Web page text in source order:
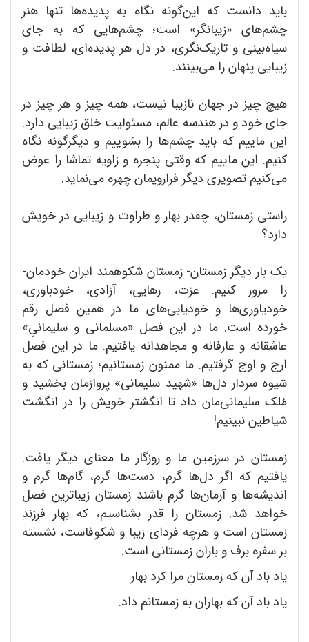
باید دانست که این‌گونه ‌نگاه به پدیده‌ها تنها هنر
چشم‌های «زیبانگر» ‌است؛ چشم‌هایی که به جای
سیاه‌بینی و تاریک‌نگری، در دل هر پدیده‌ای، لطافت و
زیبایی پنهان را می‌بینند.
هیچ چیز در جهان نازیبا نیست، همه چیز و هر چیز در
جای خود و در هندسه عالم، مسئولیت خلق زیبایی دارد.
این ماییم که باید چشم‌ها را بشوییم و دیگرگونه نگاه
کنیم. این ماییم که وقتی پنجره و زاویه تماشا را عوض
می‌کنیم تصویری دیگر فرارویمان چهره می‌نماید.
راستی زمستان، چقدر بهار و طراوت و زیبایی در خویش
دارد؟
یک بار دیگر زمستان- زمستان شکوهمند ایران خودمان-
را مرور کنیم. عزت، رهایی، آزادی، خودباوری،
خودیاوری‌ها و خودیابی‌های ما در همین فصل رقم
خورده است. ما در این فصل «مسلمانی و سلیمانیِ»
عاشقانه و عارفانه و مجاهدانه یافتیم. ما در این فصل
ارج و اوج گرفتیم. ما ممنون زمستانیم؛ زمستانی که به
شیوه سردار دل‌ها «شهید سلیمانی» پروازمان بخشید و
مُلک سلیمانی‌مان داد تا انگشتر خویش را در انگشت
شیاطین نبینیم!
زمستان در سرزمین ما و روزگار ما معنای دیگر یافت.
یافتیم که اگر دل‌ها گرم، دست‌ها گرم، گام‌ها گرم و
اندیشه‌ها و آرمان‌ها گرم باشند زمستان زیباترین فصل
خواهد شد. زمستان را قدر بشناسیم، که بهار فرزندِ
زمستان است و هرچه فردای زیبا و شکوفاست، نشسته
بر سفره برف و باران زمستانی است.
یاد باد آن که زمستانِ مرا کرد بهار
یاد باد آن که بهاران به زمستانم داد.